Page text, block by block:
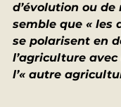
d’évolution ou
semble que « les
se polarisent en
l’agriculture
l’« autre